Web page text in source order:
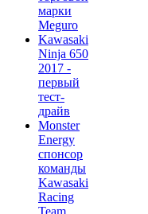
марки
Meguro
Kawasaki
Ninja 650
2017 -
первый
тест-
драйв
Monster
Energy
спонсор
команды
Kawasaki
Racing
Team